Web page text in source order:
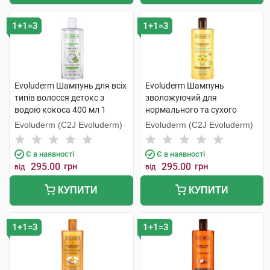
1+1=3
Evoluderm Шампунь для всіх
типів волосся детокс з
водою кокоса 400 мл 1
флакон
Evoluderm (C2J Evoluderm)
Є в наявності
від 295.00 грн
КУПИТИ
1+1=3
Evoluderm Шампунь
зволожуючий для
нормального та сухого
волосся 400 мл 1 флакон
Evoluderm (C2J Evoluderm)
Є в наявності
від 295.00 грн
КУПИТИ
1+1=3 1+1=3